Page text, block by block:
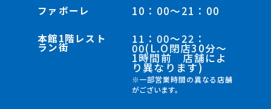
ファボーレ 10：00～21：00
本館1階レスト
ラン街
11：00～22：
00(L.O閉店30分～
1時間前 店舗によ
り異なります)
※一部営業時間の異なる店舗
がございます。